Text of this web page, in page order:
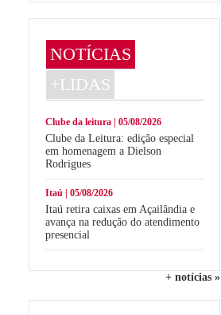
NOTÍCIAS
+LIDAS
Clube da leitura | 05/08/2026
Clube da Leitura: edição especial
em homenagem a Dielson
Rodrigues
Itaú | 05/08/2026
Itaú retira caixas em Açailândia e
avança na redução do atendimento
presencial
+ notícias »